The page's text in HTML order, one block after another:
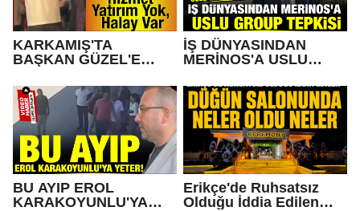
KARKAMIŞ'TA
BAŞKAN GÜZEL'E
Yok, Halay Var
İŞ DÜNYASINDAN
MERİNOS'A USLU
BU AYIP EROL
KARAKOYUNLU'YA
Erikçe'de Ruhsatsız
Olduğu İddia Edilen